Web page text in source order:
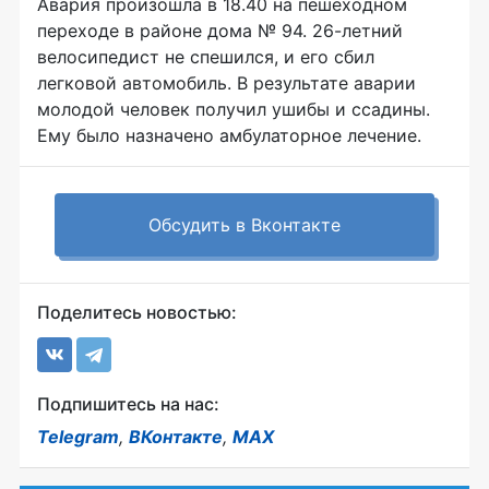
Авария произошла в 18.40 на пешеходном
переходе в районе дома № 94. 26-летний
велосипедист не спешился, и его сбил
легковой автомобиль. В результате аварии
молодой человек получил ушибы и ссадины.
Ему было назначено амбулаторное лечение.
Обсудить в Вконтакте
Поделитесь новостью:
Подпишитесь на нас:
Telegram, ВКонтакте, MAX